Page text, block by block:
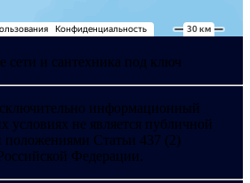
сети и сантехника под ключ
информационный
условиях не является публичной
положениями Статьи 437 (2)
Федерации.